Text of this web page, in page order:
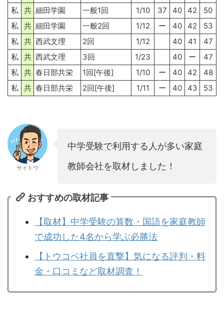
私
共 細田学園 一般1回 1/10 37 40 42
50
私
共 細田学園 一般2回 1/12 ー 40 42
53
私
共 西武文理 2回 1/12 40 41
47
私
共 西武文理 3回 1/23 40 ー
47
私
共 春日部共栄 1回[午後] 1/10 ー 40 42
48
私
共 春日部共栄 2回[午後] 1/11 ー 40 43 53
サイトウ
中学受験で利用する人が多い家庭
教師会社を取材しました！
おすすめの取材記事
【取材】中学受験の算数・国語を家庭教師
で成功した4名から学ぶ必勝法
【トウコベ社員を直撃】気になる評判・料
金・口コミなど取材調査！